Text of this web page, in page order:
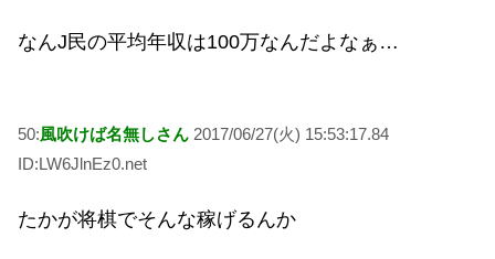
なんJ民の平均年収は100万なんだよなぁ…
50:風吹けば名無しさん 2017/06/27(火) 15:53:17.84
ID:LW6JlnEz0.net
たかが将棋でそんな稼げるんか